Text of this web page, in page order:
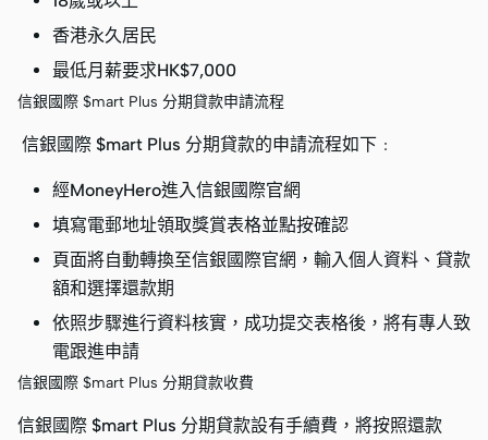
香港永久居民
最低月薪要求HK$7,000
信銀國際 $mart Plus 分期貸款申請流程
信銀國際 $mart Plus 分期貸款的申請流程如下﹕
經MoneyHero進入信銀國際官網
填寫電郵地址領取獎賞表格並點按確認
頁面將自動轉換至信銀國際官網，輸入個人資料、貸款
額和選擇還款期
依照步驟進行資料核實，成功提交表格後，將有專人致
電跟進申請
信銀國際 $mart Plus 分期貸款收費
信銀國際 $mart Plus 分期貸款設有手續費，將按照還款